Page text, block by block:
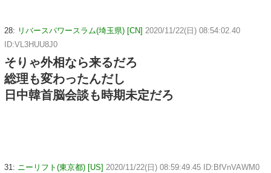
28: リバースパワースラム(埼玉県) [CN] 2020/11/22(日) 08:54:02.40
ID:VL3HUU8J0
そりゃ外相なら来るだろ
総理も変わったんだし
日中韓首脳会談も時期未定だろ
31: ニーリフト(東京都) [US] 2020/11/22(日) 08:59:49.45 ID:BfVnVAWM0